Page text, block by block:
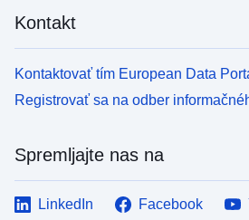
Kontakt
Kontaktovať tím European Data
Registrovať sa na odber
Spremljajte nas na
LinkedIn Facebook